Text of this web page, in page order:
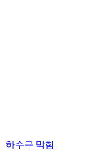
하수구 막힘